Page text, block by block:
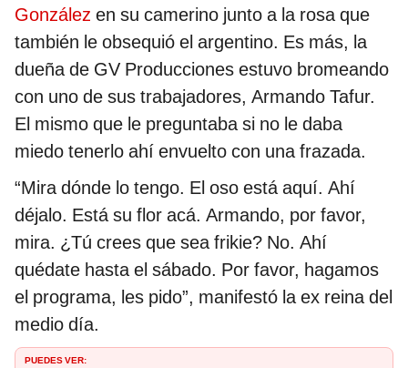
González en su camerino junto a la rosa que
también le obsequió el argentino. Es más, la
dueña de GV Producciones estuvo bromeando
con uno de sus trabajadores, Armando Tafur.
El mismo que le preguntaba si no le daba
miedo tenerlo ahí envuelto con una frazada.
“Mira dónde lo tengo. El oso está aquí. Ahí
déjalo. Está su flor acá. Armando, por favor,
mira. ¿Tú crees que sea frikie? No. Ahí
quédate hasta el sábado. Por favor, hagamos
el programa, les pido”, manifestó la ex reina del
medio día.
PUEDES VER: